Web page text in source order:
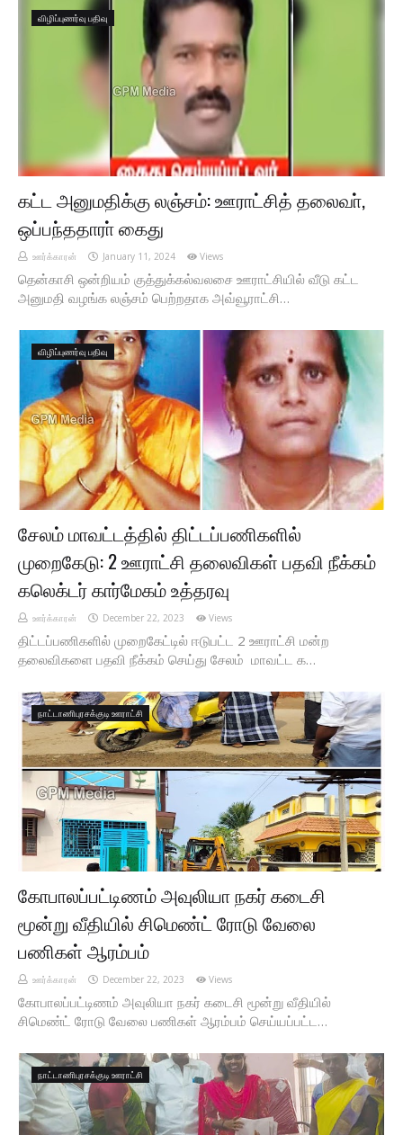
விழிப்புணர்வு பதிவு
கட்ட அனுமதிக்கு லஞ்சம்: ஊராட்சித் தலைவா்,
ஒப்பந்ததாரா் கைது
ஊர்க்காரன் January 11, 2024 Views
தென்காசி ஒன்றியம் குத்துக்கல்வலசை ஊராட்சியில் வீடு கட்ட
அனுமதி வழங்க லஞ்சம் பெற்றதாக அவ்வூராட்சி…
விழிப்புணர்வு பதிவு
சேலம் மாவட்டத்தில் திட்டப்பணிகளில்
முறைகேடு: 2 ஊராட்சி தலைவிகள் பதவி நீக்கம்
கலெக்டர் கார்மேகம் உத்தரவு
ஊர்க்காரன் December 22, 2023 Views
திட்டப்பணிகளில் முறைகேட்டில் ஈடுபட்ட 2 ஊராட்சி மன்ற
தலைவிகளை பதவி நீக்கம் செய்து சேலம் மாவட்ட க…
நாட்டாணிபுரசக்குடி ஊராட்சி
கோபாலப்பட்டிணம் அவுலியா நகர் கடைசி
மூன்று வீதியில் சிமெண்ட் ரோடு வேலை
பணிகள் ஆரம்பம்
ஊர்க்காரன் December 22, 2023 Views
கோபாலப்பட்டிணம் அவுலியா நகர் கடைசி மூன்று வீதியில்
சிமெண்ட் ரோடு வேலை பணிகள் ஆரம்பம் செய்யப்பட்ட…
நாட்டாணிபுரசக்குடி ஊராட்சி